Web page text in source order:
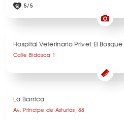
5/5
Hospital Veterinario Privet El Bosque
Calle Bidasoa 1
La Barrica
Av. Príncipe de Asturias, 88